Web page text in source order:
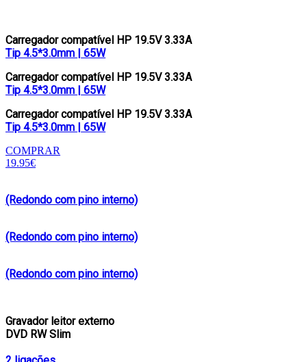
Carregador compatível HP 19.5V 3.33A
Tip 4.5*3.0mm | 65W
Carregador compatível HP 19.5V 3.33A
Tip 4.5*3.0mm | 65W
Carregador compatível HP 19.5V 3.33A
Tip 4.5*3.0mm | 65W
COMPRAR
19.95€
(Redondo com pino interno)
(Redondo com pino interno)
(Redondo com pino interno)
Gravador leitor externo
DVD RW Slim